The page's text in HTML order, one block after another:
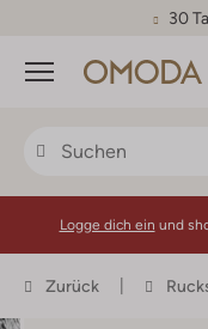
30
Menü
Logge dich ein und
Zurück